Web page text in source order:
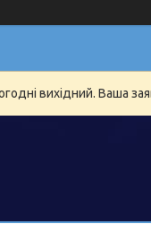
вихідний. Ваша